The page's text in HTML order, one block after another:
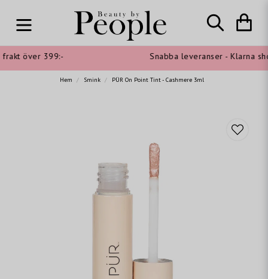
över 399:- Snabba leveranser - Klarna
Hem Smink PÜR On Point Tint - Cashmere 3ml